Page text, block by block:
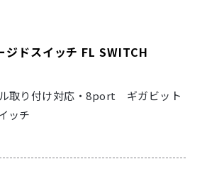
ジドスイッチ FL SWITCH
取り付け対応・8port ギガビット
ッチ